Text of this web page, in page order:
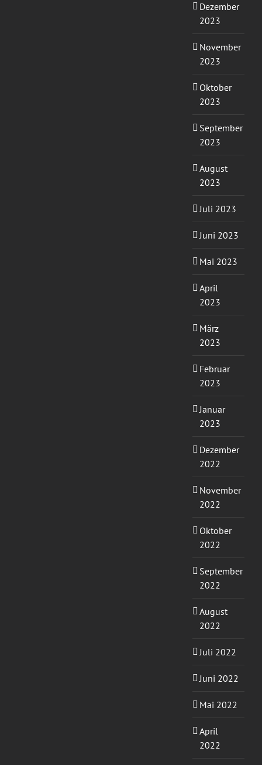
Dezember
2023
November
2023
Oktober
2023
September
2023
August
2023
Juli 2023
Juni 2023
Mai 2023
April
2023
März
2023
Februar
2023
Januar
2023
Dezember
2022
November
2022
Oktober
2022
September
2022
August
2022
Juli 2022
Juni 2022
Mai 2022
April
2022